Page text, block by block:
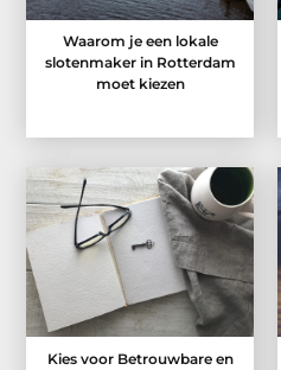
Waarom je een lokale
slotenmaker in Rotterdam
moet kiezen
Kies voor Betrouwbare en